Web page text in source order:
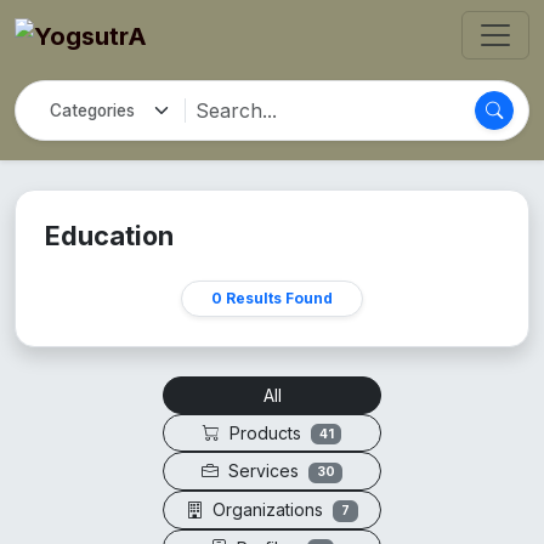
Education
0 Results Found
All
Products
41
Services 30
Organizations 7